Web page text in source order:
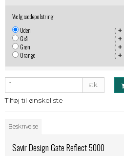
Vælg sædepolstring
Uden
( +
Grå ( +
Grøn ( +
Orange ( +
stk.
Tilføj til ønskeliste
Beskrivelse
Savir Design Gate Reflect 5000